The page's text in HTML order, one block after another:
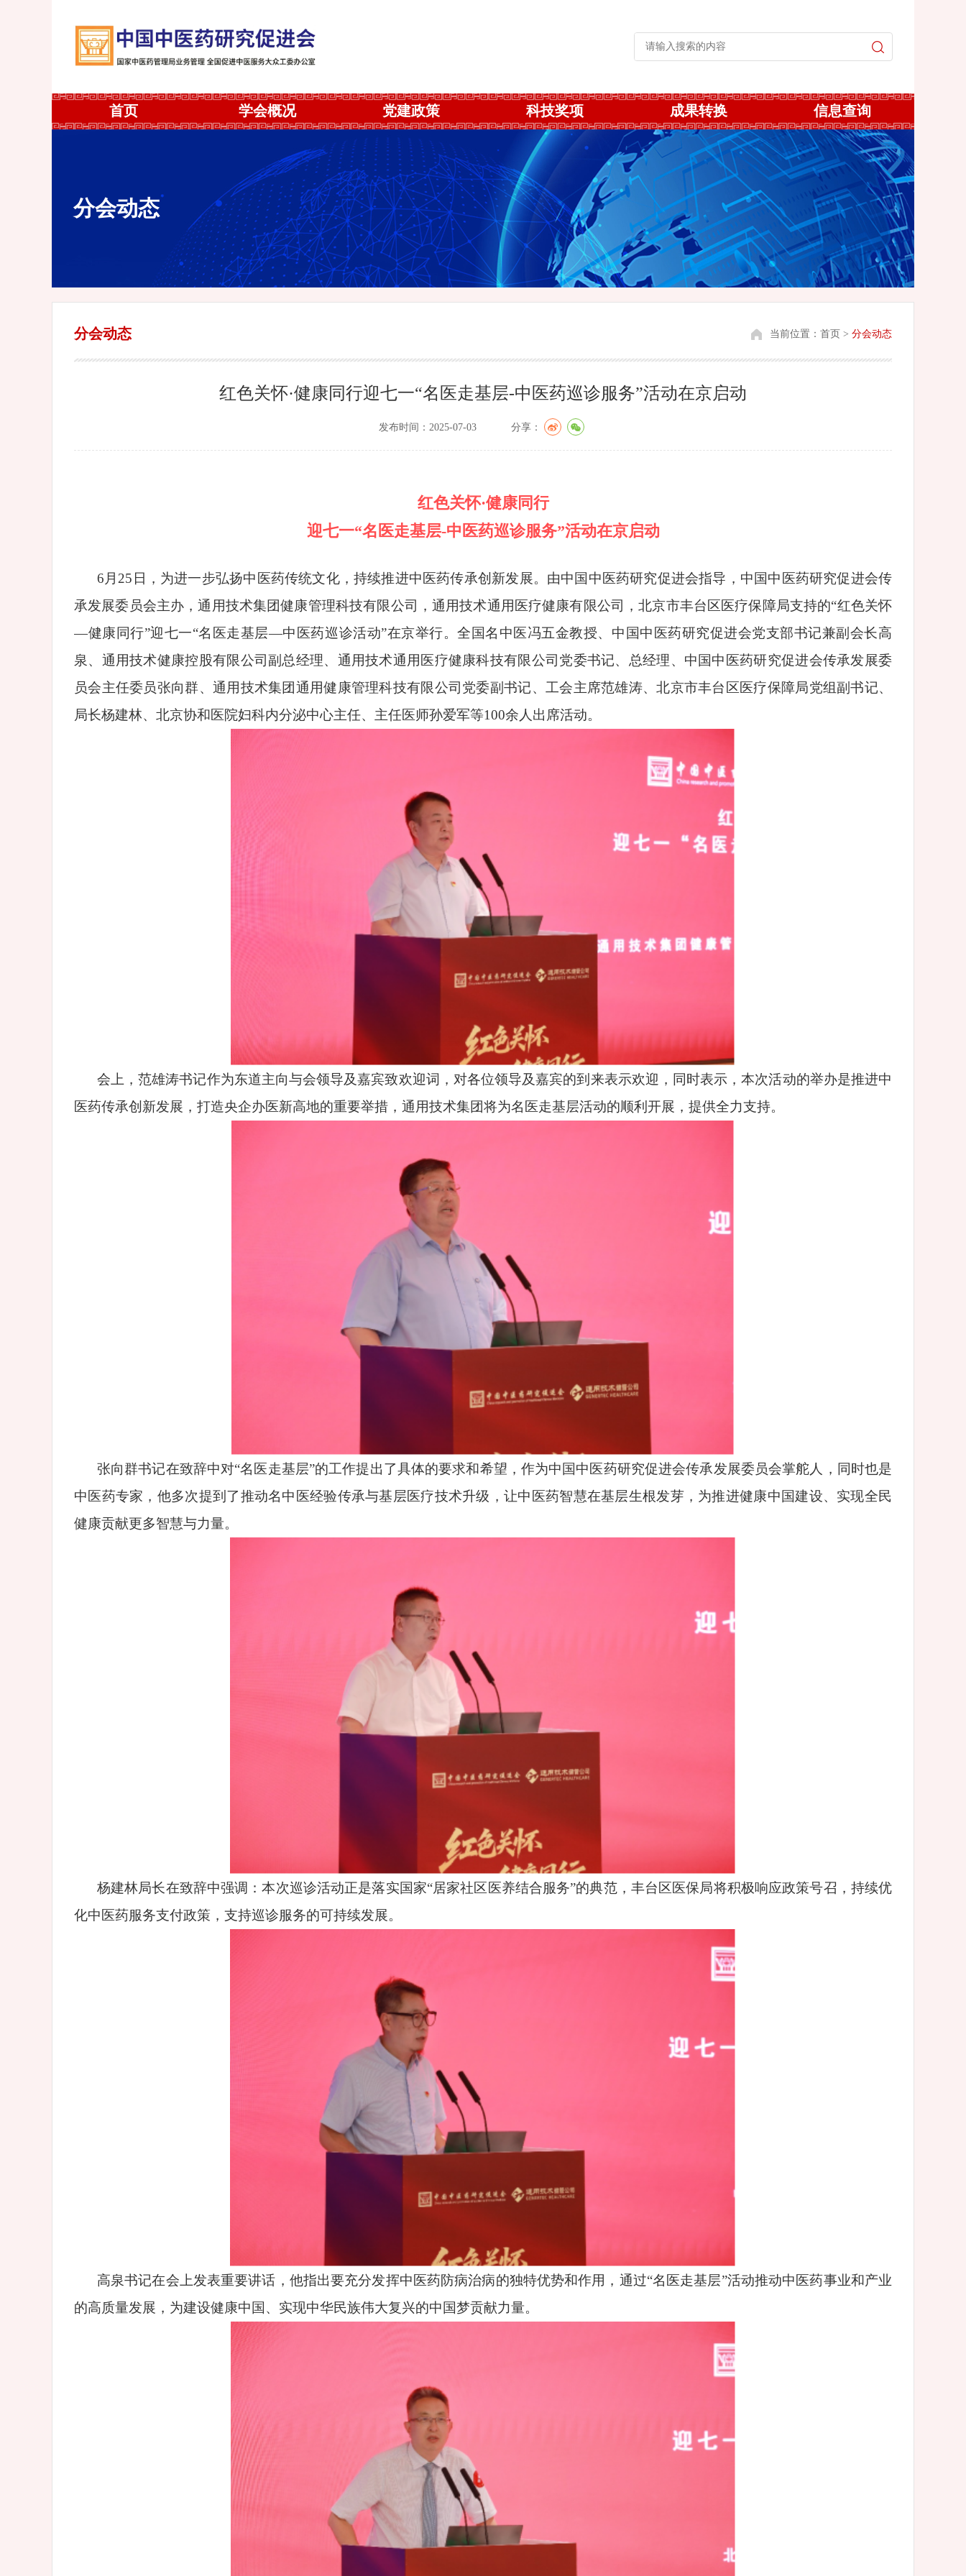
首页 学会概况 党建政策 科技奖项 成果转换 信息查询
分会动态
分会动态 当前位置： 首页 > 分会动态
红色关怀·健康同行迎七一“名医走基层-中医药巡诊服务”活动在京启动
发布时间：2025-07-03 分享：
红色关怀·健康同行
迎七一“名医走基层-中医药巡诊服务”活动在京启动
6月25日，为进一步弘扬中医药传统文化，持续推进中医药传承创新发展。由中国中医药研究促进会指导，中国中医药研究促进会传
承发展委员会主办，通用技术集团健康管理科技有限公司，通用技术通用医疗健康有限公司，北京市丰台区医疗保障局支持的“红色关怀
—健康同行”迎七一“名医走基层—中医药巡诊活动”在京举行。全国名中医冯五金教授、中国中医药研究促进会党支部书记兼副会长高
泉、通用技术健康控股有限公司副总经理、通用技术通用医疗健康科技有限公司党委书记、总经理、中国中医药研究促进会传承发展委
员会主任委员张向群、通用技术集团通用健康管理科技有限公司党委副书记、工会主席范雄涛、北京市丰台区医疗保障局党组副书记、
局长杨建林、北京协和医院妇科内分泌中心主任、主任医师孙爱军等100余人出席活动。
会上，范雄涛书记作为东道主向与会领导及嘉宾致欢迎词，对各位领导及嘉宾的到来表示欢迎，同时表示，本次活动的举办是推进中
医药传承创新发展，打造央企办医新高地的重要举措，通用技术集团将为名医走基层活动的顺利开展，提供全力支持。
张向群书记在致辞中对“名医走基层”的工作提出了具体的要求和希望，作为中国中医药研究促进会传承发展委员会掌舵人，同时也是
中医药专家，他多次提到了推动名中医经验传承与基层医疗技术升级，让中医药智慧在基层生根发芽，为推进健康中国建设、实现全民
健康贡献更多智慧与力量。
杨建林局长在致辞中强调：本次巡诊活动正是落实国家“居家社区医养结合服务”的典范，丰台区医保局将积极响应政策号召，持续优
化中医药服务支付政策，支持巡诊服务的可持续发展。
高泉书记在会上发表重要讲话，他指出要充分发挥中医药防病治病的独特优势和作用，通过“名医走基层”活动推动中医药事业和产业
的高质量发展，为建设健康中国、实现中华民族伟大复兴的中国梦贡献力量。